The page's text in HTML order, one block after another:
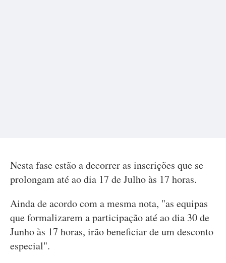
Nesta fase estão a decorrer as inscrições que se
prolongam até ao dia 17 de Julho às 17 horas.
Ainda de acordo com a mesma nota, "as equipas
que formalizarem a participação até ao dia 30 de
Junho às 17 horas, irão beneficiar de um desconto
especial".